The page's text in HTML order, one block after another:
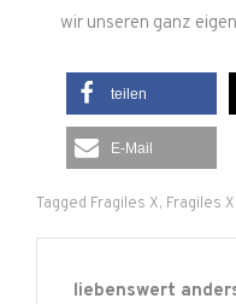
wir unseren ganz
teilen
E-Mail
Tagged Fragiles X, Fragiles
liebenswert